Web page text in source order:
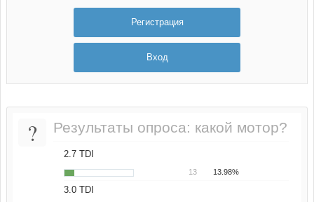
Регистрация
Вход
? Результаты опроса: какой мотор?
2.7 TDI
13 13.98%
3.0 TDI